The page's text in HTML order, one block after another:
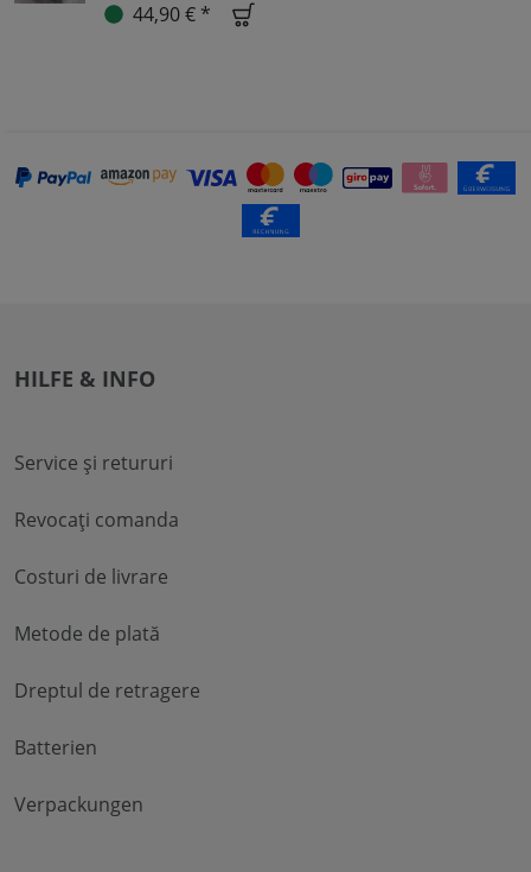
44,90 € *
HILFE & INFO
Service și retururi
Revocați comanda
Costuri de livrare
Metode de plată
Dreptul de retragere
Batterien
Verpackungen